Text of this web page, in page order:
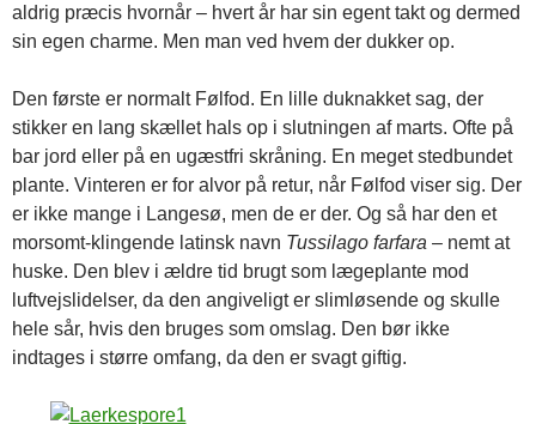
aldrig præcis hvornår – hvert år har sin egent takt og dermed
sin egen charme. Men man ved hvem der dukker op.
Den første er normalt Følfod. En lille duknakket sag, der
stikker en lang skællet hals op i slutningen af marts. Ofte på
bar jord eller på en ugæstfri skråning. En meget stedbundet
plante. Vinteren er for alvor på retur, når Følfod viser sig. Der
er ikke mange i Langesø, men de er der. Og så har den et
morsomt-klingende latinsk navn Tussilago farfara – nemt at
huske. Den blev i ældre tid brugt som lægeplante mod
luftvejslidelser, da den angiveligt er slimløsende og skulle
hele sår, hvis den bruges som omslag. Den bør ikke
indtages i større omfang, da den er svagt giftig.